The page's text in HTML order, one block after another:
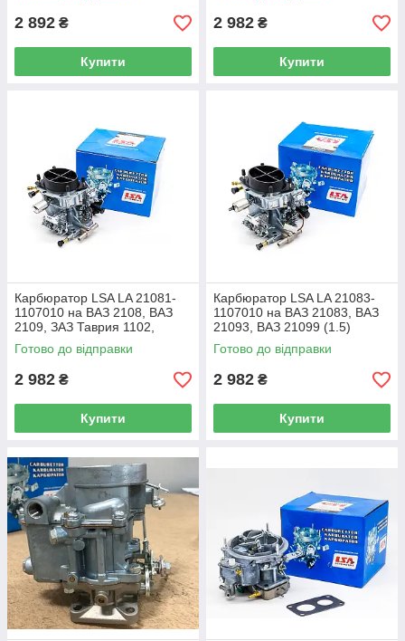
2 892 ₴
Купити
2 982 ₴
Купити
Карбюратор LSA LA 21081-
1107010 на ВАЗ 2108, ВАЗ
2109, ЗАЗ Таврия 1102,
Слаута 1103 (1.1) типа
Солекс
Готово до відправки
2 982 ₴
Купити
Карбюратор LSA LA 21083-
1107010 на ВАЗ 21083, ВАЗ
21093, ВАЗ 21099 (1.5)
Готово до відправки
2 982 ₴
Купити